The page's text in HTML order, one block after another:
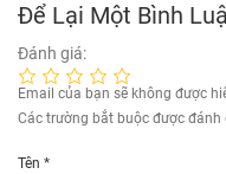
Để Lại Một Bình
Đánh giá:
Email của bạn sẽ không được
Các trường bắt buộc được đánh
Tên *